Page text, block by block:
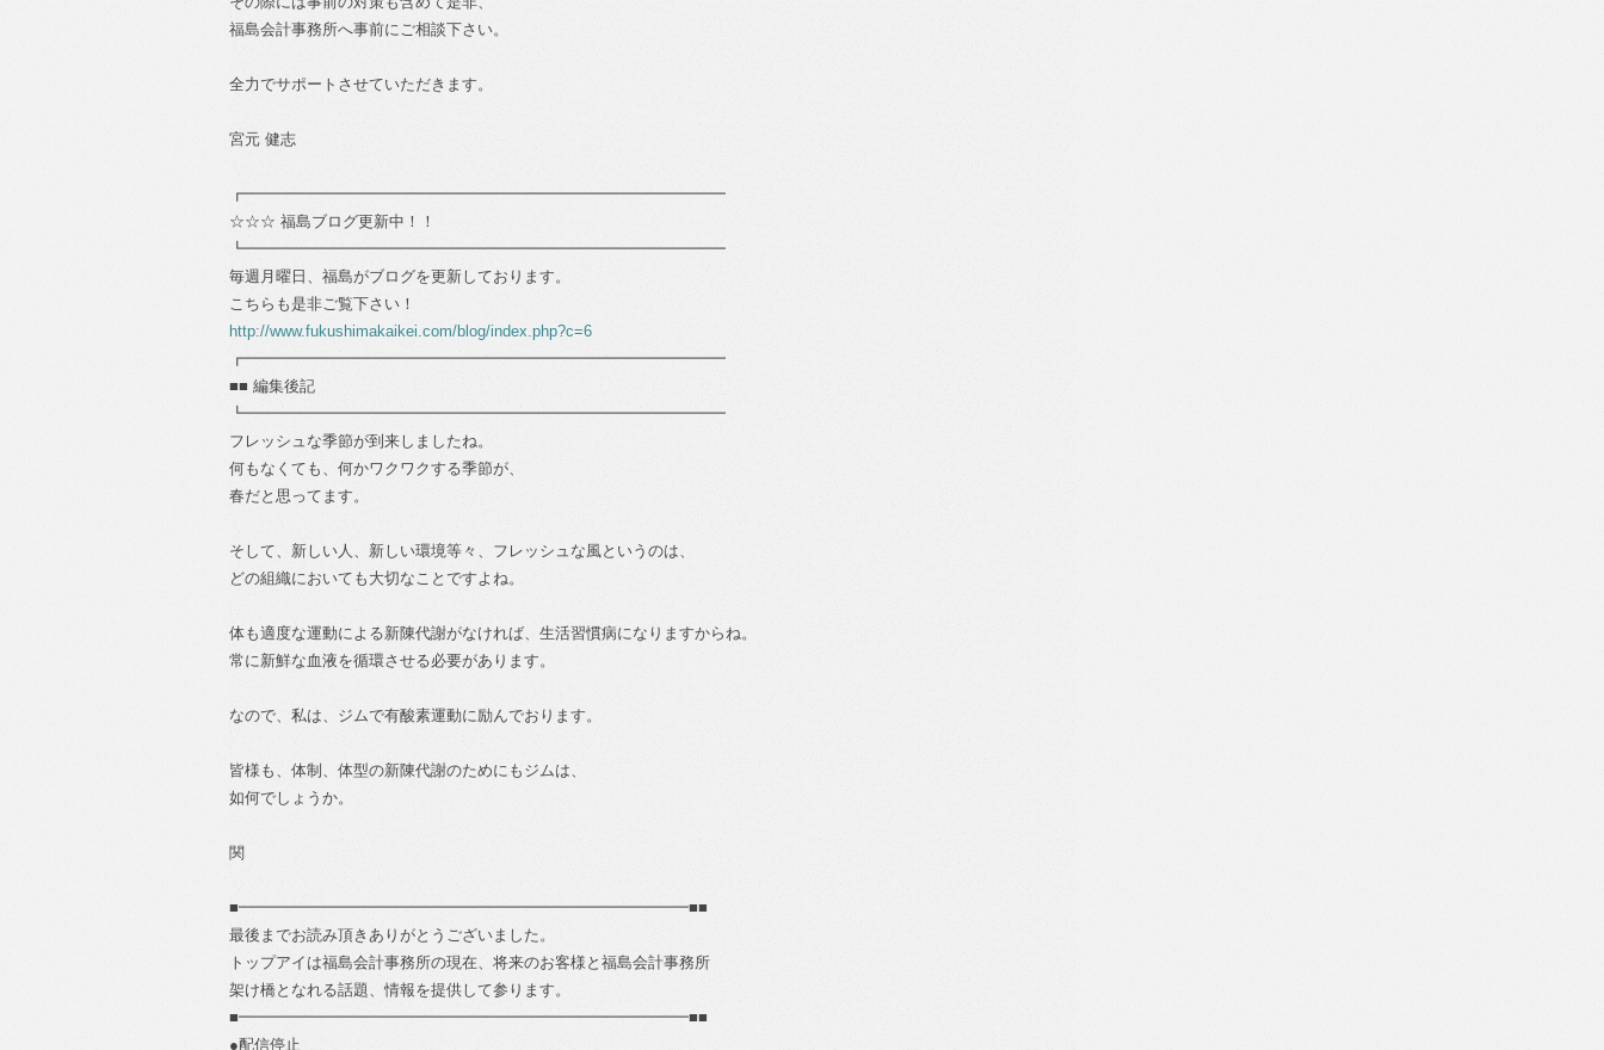
福島会計事務所へ事前にご相談下さい。
全力でサポートさせていただきます。
宮元 健志
┏━━━━━━━━━━━━━━━━━━━━━━━━━━━━━━━
☆☆☆ 福島ブログ更新中！！
┗━━━━━━━━━━━━━━━━━━━━━━━━━━━━━━━
毎週月曜日、福島がブログを更新しております。
こちらも是非ご覧下さい！
http://www.fukushimakaikei.com/blog/index.php?c=6
┏━━━━━━━━━━━━━━━━━━━━━━━━━━━━━━━
■■ 編集後記
┗━━━━━━━━━━━━━━━━━━━━━━━━━━━━━━━
フレッシュな季節が到来しましたね。
何もなくても、何かワクワクする季節が、
春だと思ってます。
そして、新しい人、新しい環境等々、フレッシュな風というのは、
どの組織においても大切なことですよね。
体も適度な運動による新陳代謝がなければ、生活習慣病になりますからね。
常に新鮮な血液を循環させる必要があります。
なので、私は、ジムで有酸素運動に励んでおります。
皆様も、体制、体型の新陳代謝のためにもジムは、
如何でしょうか。
関
■━━━━━━━━━━━━━━━━━━━━━━━━━━━━━■■
最後までお読み頂きありがとうございました。
トップアイは福島会計事務所の現在、将来のお客様と福島会計事務所
架け橋となれる話題、情報を提供して参ります。
■━━━━━━━━━━━━━━━━━━━━━━━━━━━━━■■
●配信停止